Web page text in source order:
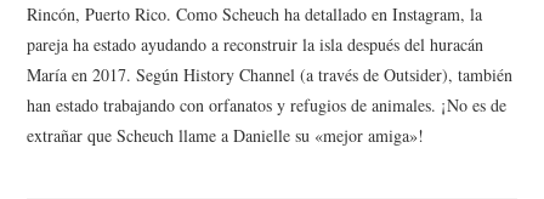
Rincón, Puerto Rico. Como Scheuch ha detallado en Instagram, la
pareja ha estado ayudando a reconstruir la isla después del huracán
María en 2017. Según History Channel (a través de Outsider), también
han estado trabajando con orfanatos y refugios de animales. ¡No es de
extrañar que Scheuch llame a Danielle su «mejor amiga»!